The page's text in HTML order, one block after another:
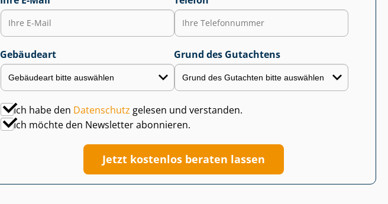
Gebäudeart Grund des Gutachtens
Ich habe den Datenschutz gelesen und verstanden.
Ich möchte den Newsletter abonnieren.
Jetzt kostenlos beraten lassen